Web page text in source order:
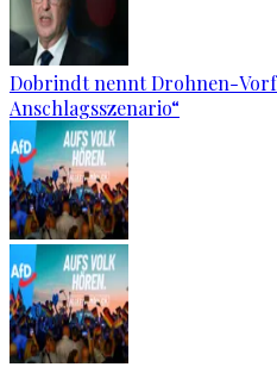
Dobrindt nennt Drohnen-
Anschlagsszenario“